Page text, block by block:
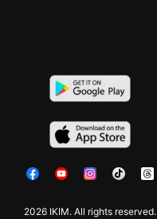
2026 IKIM. All rights reserved.